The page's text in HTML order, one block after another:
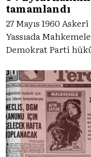
tamamlandı
27 Mayıs 1960
Yassıada
Demokrat Parti
Olayları da bu
yaşananları gelin,
inceleyelim.